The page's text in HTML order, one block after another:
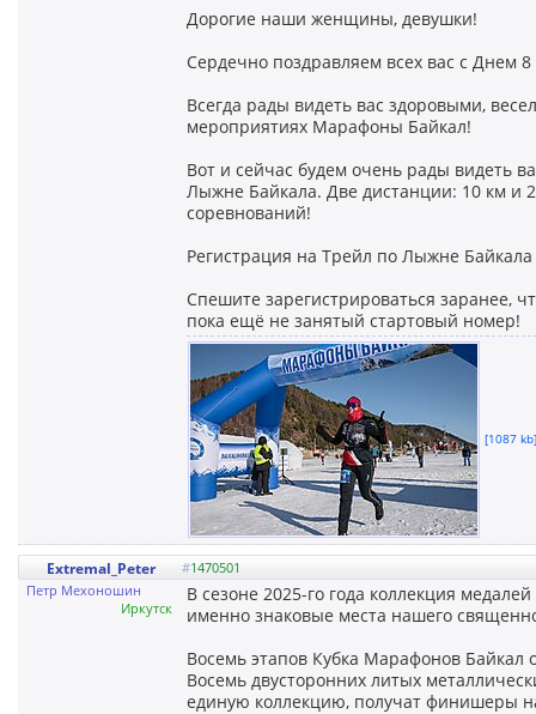
Дорогие наши женщины, девушки!
Сердечно поздравляем всех вас с Днем
Всегда рады видеть вас здоровыми,
мероприятиях Марафоны Байкал!
Вот и сейчас будем очень рады видеть
Лыжне Байкала. Две дистанции: 10 км и
соревнований!
Регистрация на Трейл по Лыжне
Спешите зарегистрироваться заранее,
пока ещё не занятый стартовый номер!
[1087
Extremal_Peter #1470501
Петр Мехоношин
Иркутск
В сезоне 2025-го года коллекция
именно знаковые места нашего
Восемь этапов Кубка Марафонов Байкал
Восемь двусторонних литых
единую коллекцию, получат финишеры